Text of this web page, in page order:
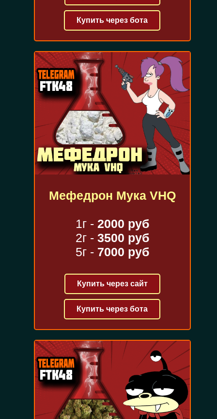
Купить через бота
Мефедрон Мука VHQ
1г - 2000 руб
2г - 3500 руб
5г - 7000 руб
Купить через сайт
Купить через бота